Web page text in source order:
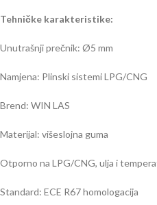
Tehničke karakteristike:
Unutrašnji prečnik: Ø5 mm
Namjena: Plinski sistemi LPG/CNG
Brend: WIN LAS
Materijal: višeslojna guma
Otporno na LPG/CNG, ulja i
Standard: ECE R67 homologacija